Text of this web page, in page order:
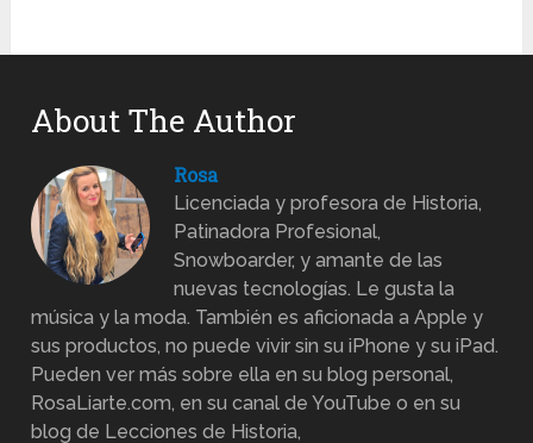
About The Author
Rosa
Licenciada y profesora de Historia,
Patinadora Profesional,
Snowboarder, y amante de las
nuevas tecnologías. Le gusta la
música y la moda. También es aficionada a Apple y
sus productos, no puede vivir sin su iPhone y su iPad.
Pueden ver más sobre ella en su blog personal,
RosaLiarte.com, en su canal de YouTube o en su
blog de Lecciones de Historia,